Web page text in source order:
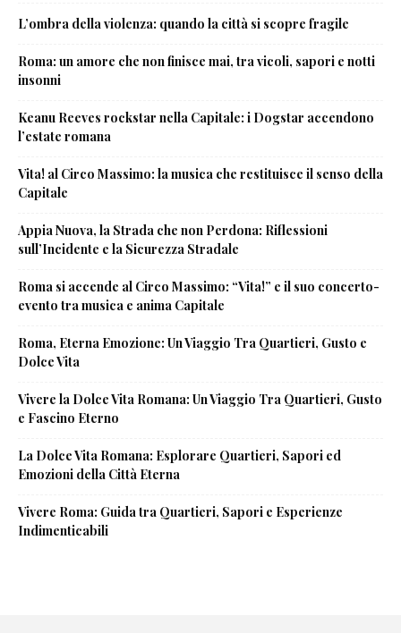
L’ombra della violenza: quando la città si scopre fragile
Roma: un amore che non finisce mai, tra vicoli, sapori e notti
insonni
Keanu Reeves rockstar nella Capitale: i Dogstar accendono
l’estate romana
Vita! al Circo Massimo: la musica che restituisce il senso della
Capitale
Appia Nuova, la Strada che non Perdona: Riflessioni
sull’Incidente e la Sicurezza Stradale
Roma si accende al Circo Massimo: “Vita!” e il suo concerto-
evento tra musica e anima Capitale
Roma, Eterna Emozione: Un Viaggio Tra Quartieri, Gusto e
Dolce Vita
Vivere la Dolce Vita Romana: Un Viaggio Tra Quartieri, Gusto
e Fascino Eterno
La Dolce Vita Romana: Esplorare Quartieri, Sapori ed
Emozioni della Città Eterna
Vivere Roma: Guida tra Quartieri, Sapori e Esperienze
Indimenticabili